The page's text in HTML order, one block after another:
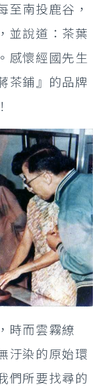
至南投鹿谷，
並說道：茶葉
感懷經國先生
茶鋪』的品牌
時而雲霧繚
汙染的原始環
們所要找尋的